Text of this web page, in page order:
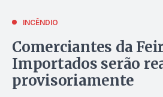
INCÊNDIO
Comerciantes da
Importados serão
provisoriamente